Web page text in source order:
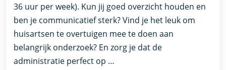
36 uur per week). Kun jij goed overzicht houden en
ben je communicatief sterk? Vind je het leuk om
huisartsen te overtuigen mee te doen aan
belangrijk onderzoek? En zorg je dat de
administratie perfect op …